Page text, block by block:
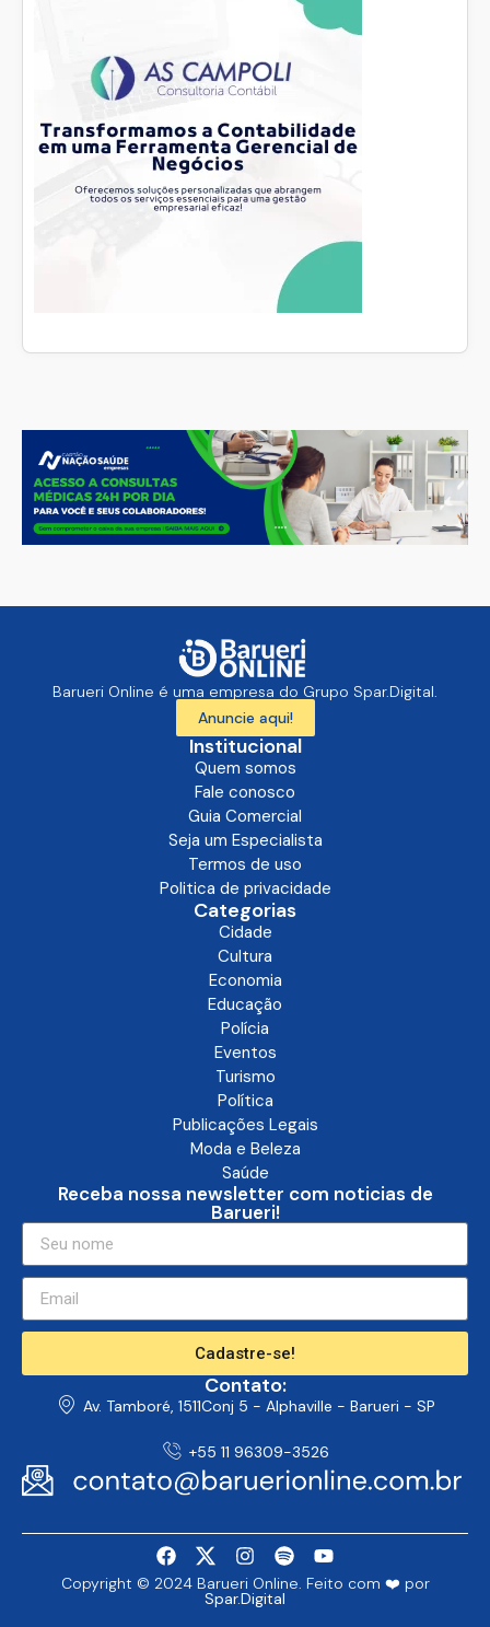
Barueri Online é uma empresa do Grupo Spar.Digital.
Anuncie aqui!
Institucional
Quem somos
Fale conosco
Guia Comercial
Seja um Especialista
Termos de uso
Politica de privacidade
Categorias
Cidade
Cultura
Economia
Educação
Polícia
Eventos
Turismo
Política
Publicações Legais
Moda e Beleza
Saúde
Receba nossa newsletter com noticias de
Barueri!
Cadastre-se!
Contato:
Av. Tamboré, 1511Conj 5 - Alphaville - Barueri - SP
+55 11 96309-3526
Copyright © 2024 Barueri Online. Feito com ❤️ por
Spar.Digital